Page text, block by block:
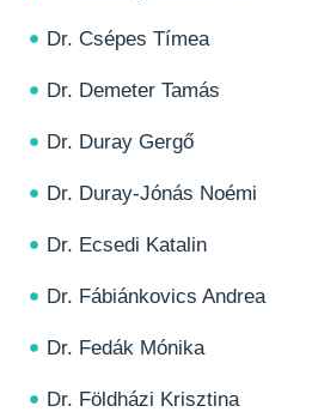
Dr. Csépes Tímea
Dr. Demeter Tamás
Dr. Duray Gergő
Dr. Duray-Jónás Noémi
Dr. Ecsedi Katalin
Dr. Fábiánkovics Andrea
Dr. Fedák Mónika
Dr. Földházi Krisztina